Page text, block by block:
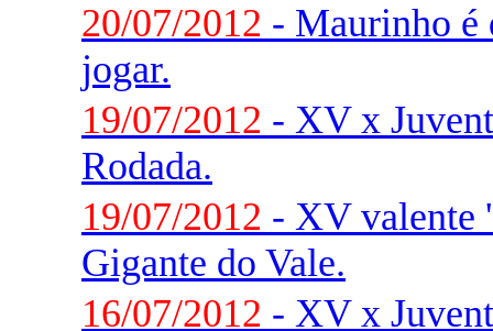
20/07/2012 - Maurinho é
jogar.
19/07/2012 - XV x
Rodada.
19/07/2012 - XV valente
Gigante do Vale.
16/07/2012 - XV x